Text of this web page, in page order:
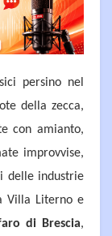
persino nel
della zecca,
con amianto,
improvvise,
delle industrie
Villa Literno e
di Brescia,